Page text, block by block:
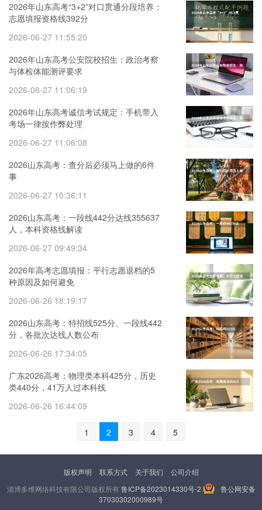
2026年山东高考“3+2”对口贯通分段培养：
志愿填报资格线392分
2026-06-27 11:55:20
2026年山东高考公安院校招生：政治考察
与体检体能测评要求
2026-06-27 11:06:19
2026年山东高考诚信考试规定：手机带入
考场一律按作弊处理
2026-06-27 11:06:08
2026山东高考：查分后必须马上做的6件
事
2026-06-27 10:36:11
2026山东高考：一段线442分达线355637
人，本科资格线解读
2026-06-27 09:49:34
2026年高考志愿填报：平行志愿退档的5
种原因及如何避免
2026-06-26 18:19:17
2026山东高考：特招线525分、一段线442
分，各批次达线人数公布
2026-06-26 17:34:05
广东2026高考：物理类本科425分，历史
类440分，41万人过本科线
2026-06-26 16:44:09
1 2 3 4 5
版权声明 联系方式 关于我们
公司介绍
淄博多维网络科技有限公司版权所有鲁ICP备2023014330号-2
鲁公网安备
37030302000989号